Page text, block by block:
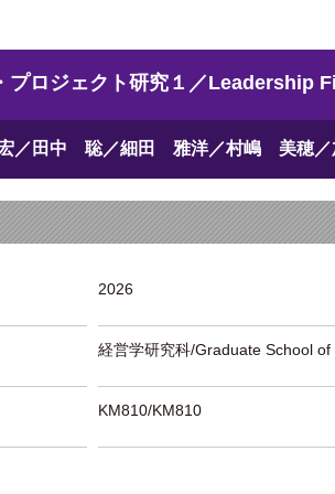
プロジェクト研究１／Leadership
／田中 聡／細田 雅洋／村嶋 美穂
2026
経営学研究科/Graduate School of
KM810/KM810